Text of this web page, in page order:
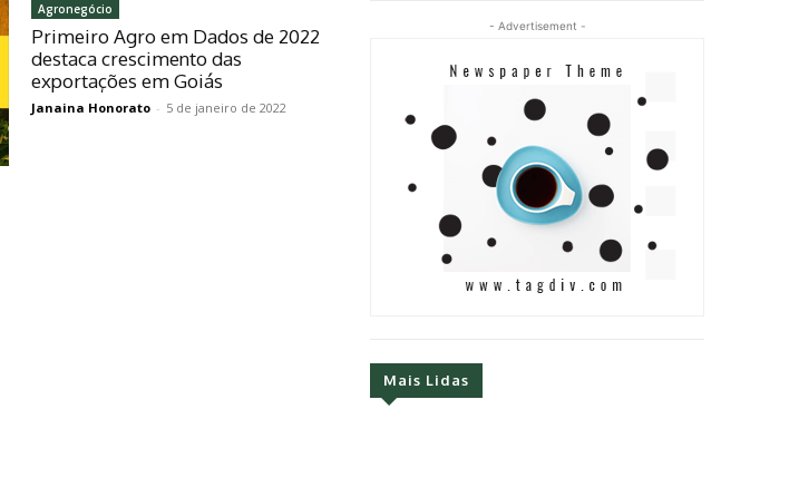
Agronegócio
Primeiro Agro em Dados de 2022
destaca crescimento das
exportações em Goiás
Janaina Honorato - 5 de janeiro de 2022
- Advertisement -
Mais Lidas